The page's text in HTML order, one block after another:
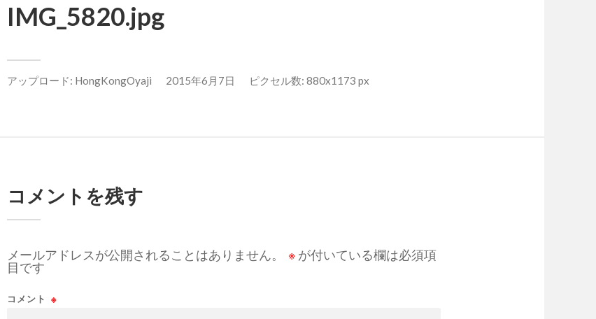
IMG_5820.jpg
アップロード: HongKongOyaji 2015年6月7日 ピクセル数: 880x1173 px
コメントを残す
メールアドレスが公開されることはありません。 ※ が付いている欄は必須項
目です
コメント ※